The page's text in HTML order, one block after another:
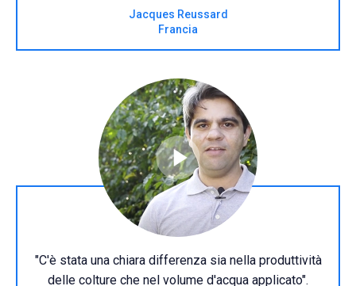
Jacques Reussard
Francia
"C'è stata una chiara differenza sia nella produttività
delle colture che nel volume d'acqua applicato".